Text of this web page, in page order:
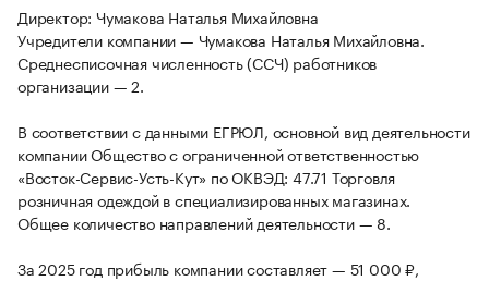
Директор: Чумакова Наталья Михайловна
Учредители компании — Чумакова Наталья Михайловна.
Среднесписочная численность (ССЧ) работников
организации — 2.
В соответствии с данными ЕГРЮЛ, основной вид деятельности
компании Общество с ограниченной ответственностью
«Восток-Сервис-Усть-Кут» по ОКВЭД: 47.71 Торговля
розничная одеждой в специализированных магазинах.
Общее количество направлений деятельности — 8.
За 2025 год прибыль компании составляет — 51 000 ₽,